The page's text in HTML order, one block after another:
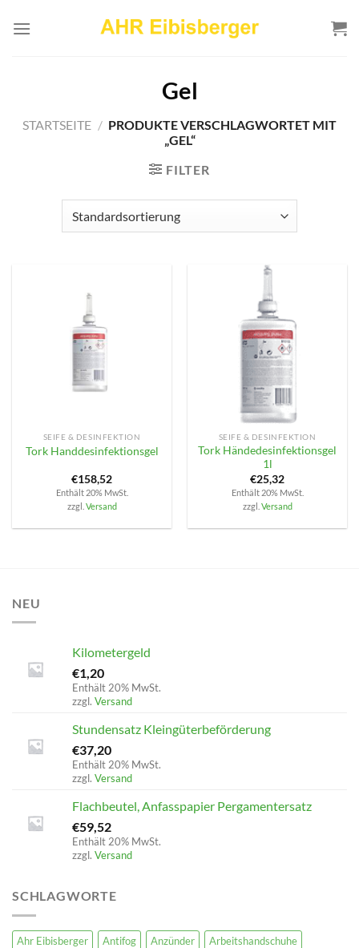
Inhalt
Gel
STARTSEITE / PRODUKTE VERSCHLAGWORTET MIT
„GEL“
FILTER
SEIFE & DESINFEKTION
Tork Handdesinfektionsgel
€158,52
Enthält 20% MwSt.
zzgl. Versand
SEIFE & DESINFEKTION
Tork Händedesinfektionsgel
1l
€25,32
Enthält 20% MwSt.
zzgl. Versand
NEU
Kilometergeld
€1,20
Enthält 20% MwSt.
zzgl. Versand
Stundensatz Kleingüterbeförderung
€37,20
Enthält 20% MwSt.
zzgl. Versand
Flachbeutel, Anfasspapier Pergamentersatz
€59,52
Enthält 20% MwSt.
zzgl. Versand
SCHLAGWORTE
Ahr Eibisberger Antifog Anzünder
Arbeitshandschuhe